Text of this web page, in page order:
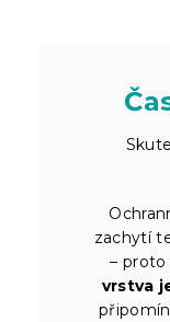
zachytí
–
vrstva